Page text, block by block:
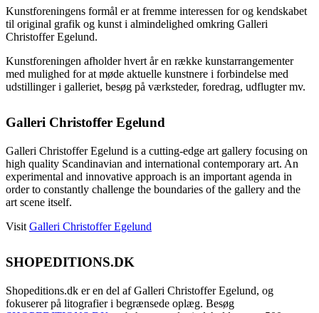
Kunstforeningens formål er at fremme interessen for og kendskabet
til original grafik og kunst i almindelighed omkring Galleri
Christoffer Egelund.
Kunstforeningen afholder hvert år en række kunstarrangementer
med mulighed for at møde aktuelle kunstnere i forbindelse med
udstillinger i galleriet, besøg på værksteder, foredrag, udflugter mv.
Galleri Christoffer Egelund
Galleri Christoffer Egelund is a cutting-edge art gallery focusing on
high quality Scandinavian and international contemporary art. An
experimental and innovative approach is an important agenda in
order to constantly challenge the boundaries of the gallery and the
art scene itself.
Visit Galleri Christoffer Egelund
SHOPEDITIONS.DK
Shopeditions.dk er en del af Galleri Christoffer Egelund, og
fokuserer på litografier i begrænsede oplæg. Besøg